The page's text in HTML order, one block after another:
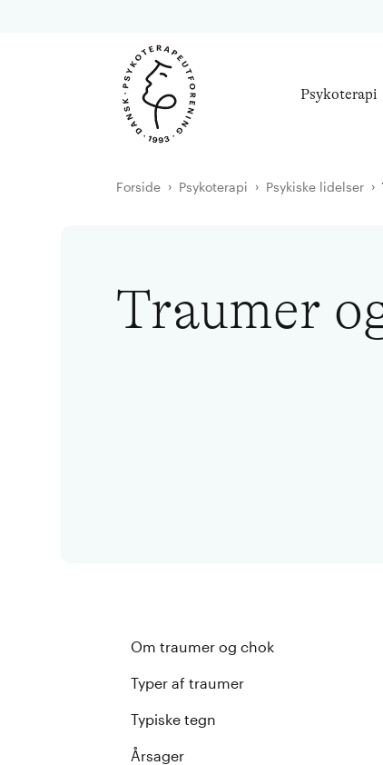
Psykoterapi
Forside Psykoterapi Psykiske lidelser
Traumer
Om traumer og chok
Typer af traumer
Typiske tegn
Årsager